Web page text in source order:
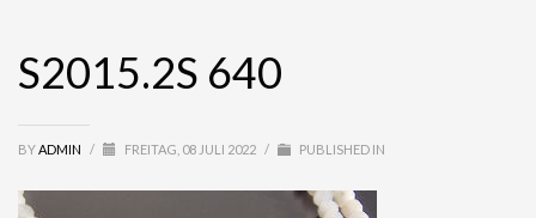
S2015.2S 640
BYADMIN / FREITAG, 08 JULI 2022 / PUBLISHED IN